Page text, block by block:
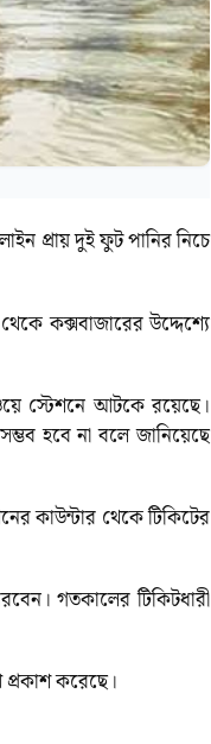
প্রায় দুই ফুট পানির নিচে
কক্সবাজারের উদ্দেশ্যে
স্টেশনে আটকে রয়েছে।
হবে না বলে জানিয়েছে
কাউন্টার থেকে টিকিটের
গতকালের টিকিটধারী
প্রকাশ করেছে।